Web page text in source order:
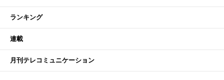
ランキング
連載
月刊テレコミュニケーション